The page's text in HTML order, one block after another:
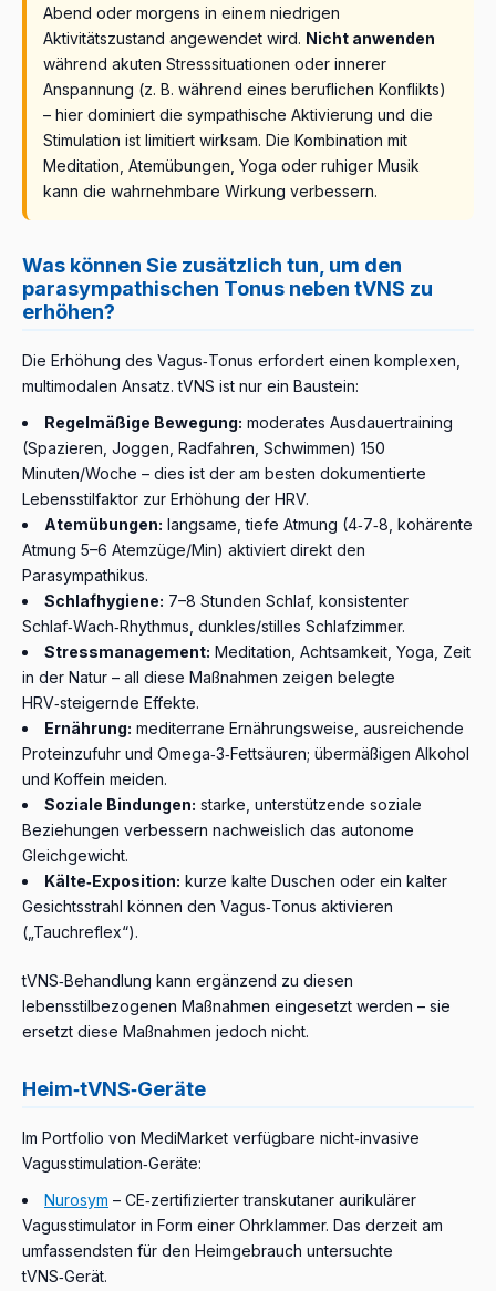
Abend oder morgens in einem niedrigen
Aktivitätszustand angewendet wird. Nicht anwenden
während akuten Stresssituationen oder innerer
Anspannung (z. B. während eines beruflichen Konflikts)
– hier dominiert die sympathische Aktivierung und die
Stimulation ist limitiert wirksam. Die Kombination mit
Meditation, Atemübungen, Yoga oder ruhiger Musik
kann die wahrnehmbare Wirkung verbessern.
Was können Sie zusätzlich tun, um den
parasympathischen Tonus neben tVNS zu
erhöhen?
Die Erhöhung des Vagus‑Tonus erfordert einen komplexen,
multimodalen Ansatz. tVNS ist nur ein Baustein:
Regelmäßige Bewegung: moderates Ausdauertraining
(Spazieren, Joggen, Radfahren, Schwimmen) 150
Minuten/Woche – dies ist der am besten dokumentierte
Lebensstilfaktor zur Erhöhung der HRV.
Atemübungen: langsame, tiefe Atmung (4‑7‑8, kohärente
Atmung 5–6 Atemzüge/Min) aktiviert direkt den
Parasympathikus.
Schlafhygiene: 7–8 Stunden Schlaf, konsistenter
Schlaf‑Wach‑Rhythmus, dunkles/stilles Schlafzimmer.
Stressmanagement: Meditation, Achtsamkeit, Yoga, Zeit
in der Natur – all diese Maßnahmen zeigen belegte
HRV‑steigernde Effekte.
Ernährung: mediterrane Ernährungsweise, ausreichende
Proteinzufuhr und Omega‑3‑Fettsäuren; übermäßigen Alkohol
und Koffein meiden.
Soziale Bindungen: starke, unterstützende soziale
Beziehungen verbessern nachweislich das autonome
Gleichgewicht.
Kälte‑Exposition: kurze kalte Duschen oder ein kalter
Gesichtsstrahl können den Vagus‑Tonus aktivieren
(„Tauchreflex“).
tVNS‑Behandlung kann ergänzend zu diesen
lebensstilbezogenen Maßnahmen eingesetzt werden – sie
ersetzt diese Maßnahmen jedoch nicht.
Heim‑tVNS‑Geräte
Im Portfolio von MediMarket verfügbare nicht‑invasive
Vagusstimulation‑Geräte:
Nurosym – CE‑zertifizierter transkutaner aurikulärer
Vagusstimulator in Form einer Ohrklammer. Das derzeit am
umfassendsten für den Heimgebrauch untersuchte
tVNS‑Gerät.